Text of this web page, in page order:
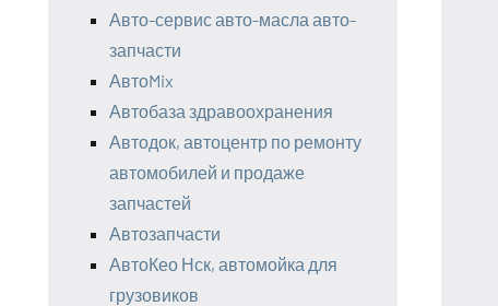
Авто-сервис авто-масла авто-
запчасти
АвтоMix
Автобаза здравоохранения
Автодок, автоцентр по ремонту
автомобилей и продаже
запчастей
Автозапчасти
АвтоКео Нск, автомойка для
грузовиков